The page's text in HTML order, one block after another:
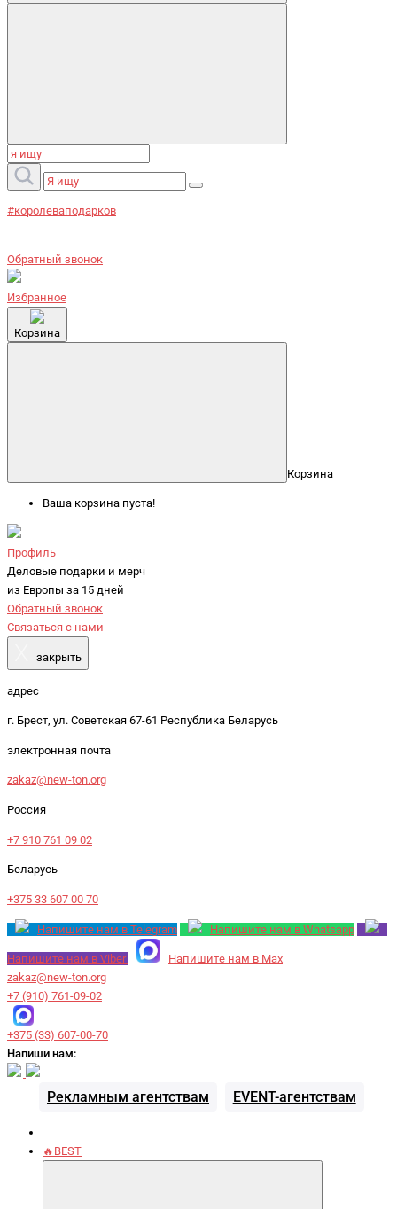
#королеваподарков
Обратный звонок
Избранное
Корзина
Корзина
Ваша корзина пуста!
Профиль
Деловые подарки и мерч
из Европы за 15 дней
Обратный звонок
Связаться с нами
закрыть
адрес
г. Брест, ул. Советская 67-61 Республика Беларусь
электронная почта
zakaz@new-ton.org
Россия
+7 910 761 09 02
Беларусь
+375 33 607 00 70
Напишите нам в Telegram Напишите нам в Whatsapp
Напишите нам в Viber
Напишите нам в Max
zakaz@new-ton.org
+7 (910) 761-09-02
+375 (33) 607-00-70
Напиши нам:
Рекламным агентствам EVENT-агентствам
🔥BEST